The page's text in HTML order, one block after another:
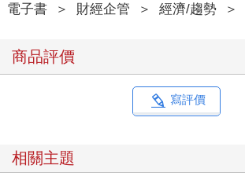
國與歐洲那種一發不可收拾的災難。
國農民工、德國退休者以及美國建築業勞工
的各色人等牽連在一起。表面上看似純屬某
件，最終卻常透過國際收支（balance of
響到世界上的其他經濟體的民眾。顯而易見的
年底，南韓與美國的企業活動降低幅度大致相
電子書 ＞ 財經企管 ＞ 經濟/趨勢 ＞
商品評價
寫評價
相關主題